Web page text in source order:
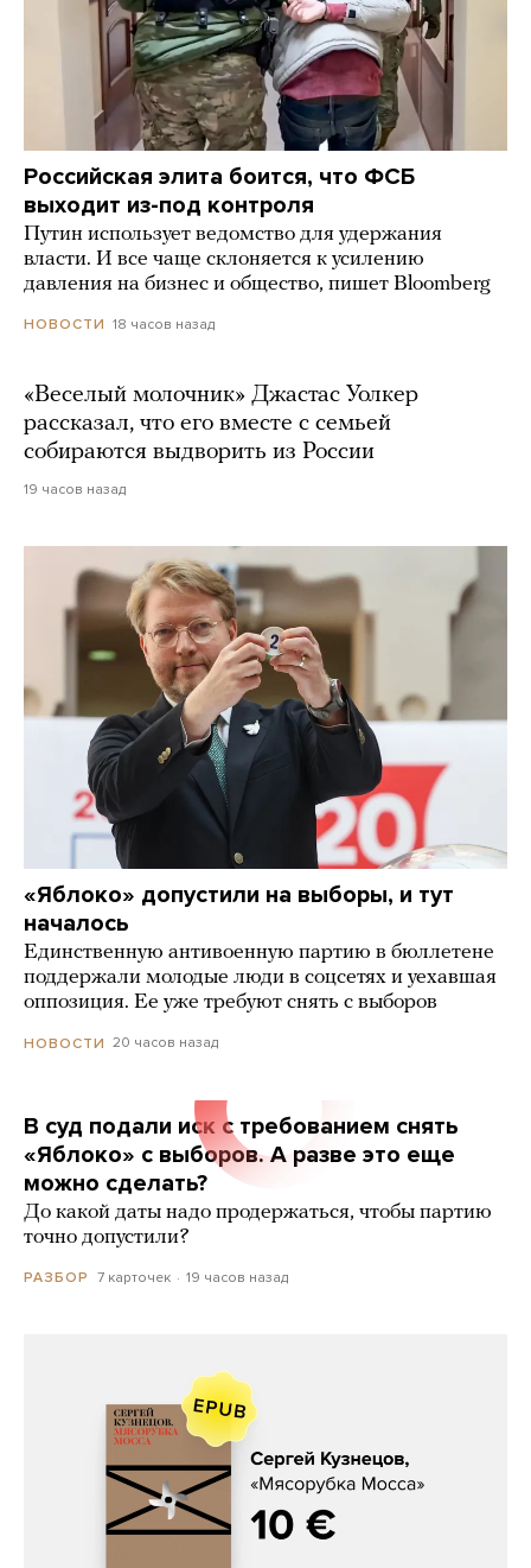
Российская элита боится, что ФСБ
выходит из-под контроля
Путин использует ведомство для удержания
власти. И все чаще склоняется к усилению
давления на бизнес и общество, пишет Bloomberg
НОВОСТИ 18 часов назад
«Веселый молочник» Джастас Уолкер
рассказал, что его вместе с семьей
собираются выдворить из России
19 часов назад
«Яблоко» допустили на выборы, и тут
началось
Единственную антивоенную партию в бюллетене
поддержали молодые люди в соцсетях и уехавшая
оппозиция. Ее уже требуют снять с выборов
НОВОСТИ 20 часов назад
В суд подали иск с требованием снять
«Яблоко» с выборов. А разве это еще
можно сделать?
До какой даты надо продержаться, чтобы партию
точно допустили?
РАЗБОР 7 карточек 19 часов назад